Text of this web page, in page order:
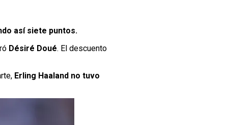
así siete puntos.
Désiré Doué. El descuento
Erling Haaland no tuvo